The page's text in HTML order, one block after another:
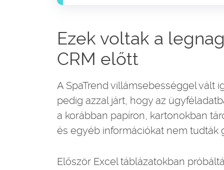
Ezek voltak a
CRM előtt
A SpaTrend villámsebességgel vált
pedig azzal járt, hogy az
a korábban papíron, kartonokban
és egyéb információkat nem tudták
Először Excel táblázatokban